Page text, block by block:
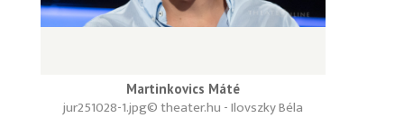
Martinkovics Máté
© theater.hu - Ilovszky Béla
jur251028-1.jpg